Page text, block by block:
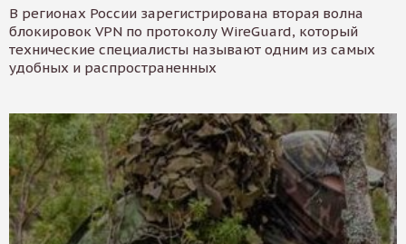
В регионах России зарегистрирована вторая волна
блокировок VPN по протоколу WireGuard, который
технические специалисты называют одним из самых
удобных и распространенных